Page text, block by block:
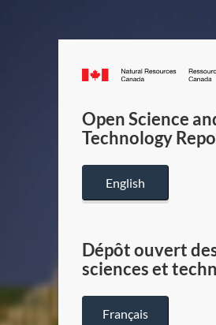
Canada.ca
Open Science
Technology
English
Dépôt ouvert
sciences et
Français